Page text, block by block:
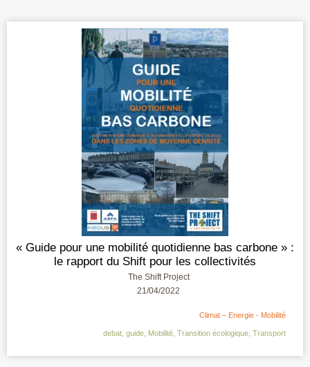
« Guide pour une mobilité quotidienne bas carbone » :
le rapport du Shift pour les collectivités
The Shift Project
21/04/2022
Climat – Energie - Mobilité
debat guide Mobilité Transition écologique Transport